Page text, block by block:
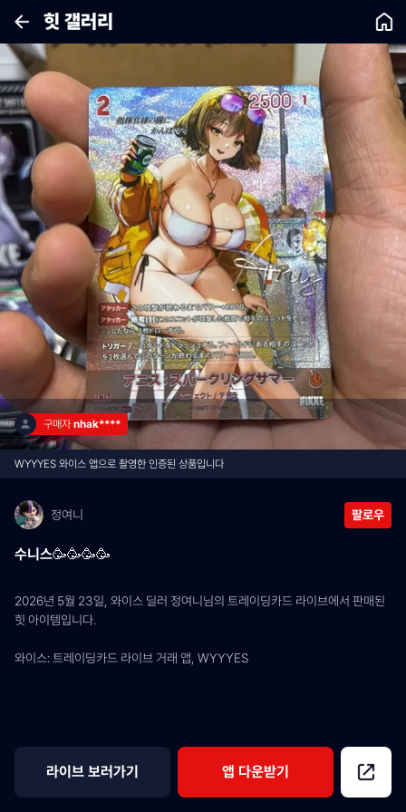
힛 갤러리
구매자 nhak****
WYYYES 와이스 앱으로 촬영한 인증된 상품입니다
정여니 팔로우
수니스🥳🥳🥳🥳
2026년 5월 23일, 와이스 딜러 정여니님의 트레이딩카드 라이브에서 판매된
힛 아이템입니다.
와이스: 트레이딩카드 라이브 거래 앱, WYYYES
라이브 보러가기 앱 다운받기